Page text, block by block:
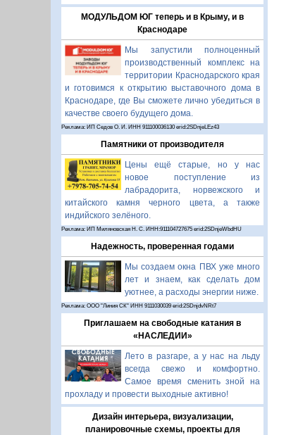
МОДУЛЬДОМ ЮГ теперь и в Крыму, и в
Краснодаре
Мы запустили полноценный
производственный комплекс на
территории Краснодарского края
и готовимся к открытию выставочного дома в
Краснодаре, где Вы сможете лично убедиться в
качестве своего будущего дома.
Реклама: ИП Седов О. И. ИНН 911100036130 erid:2SDnjeLEz43
Памятники от производителя
Цены ещё старые, но у нас
новое поступление из
лабрадорита, норвежского и
китайского камня черного цвета, а также
индийского зелёного.
Реклама: ИП Миляновская Н. С. ИНН:911104727675 erid:2SDnjeWbdHU
Надежность, проверенная годами
Мы создаем окна ПВХ уже много
лет и знаем, как сделать дом
уютнее, а расходы энергии ниже.
Реклама: ООО "Линия СК" ИНН 9111030039 erid:2SDnjdvNRt7
Приглашаем на свободные катания в
«НАСЛЕДИИ»
Лето в разгаре, а у нас на льду
всегда свежо и комфортно.
Самое время сменить зной на
прохладу и провести выходные активно!
Дизайн интерьера, визуализации,
планировочные схемы, проекты для